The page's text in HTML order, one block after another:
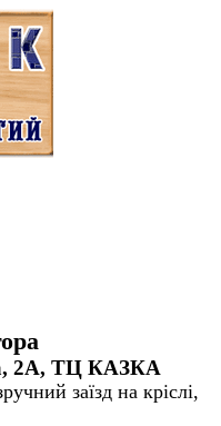
2А, ТЦ КАЗКА
заїзд на кріслі,